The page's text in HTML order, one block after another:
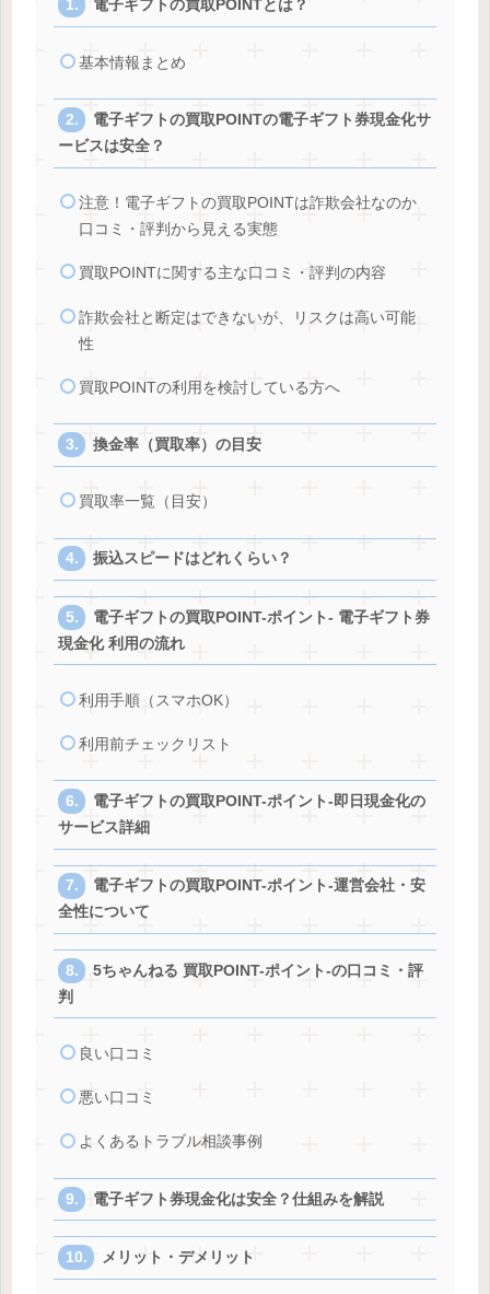
電子ギフトの買取POINTとは？
基本情報まとめ
電子ギフトの買取POINTの電子ギフト券現金化サ
ービスは安全？
注意！電子ギフトの買取POINTは詐欺会社なのか
口コミ・評判から見える実態
買取POINTに関する主な口コミ・評判の内容
詐欺会社と断定はできないが、リスクは高い可能
性
買取POINTの利用を検討している方へ
換金率（買取率）の目安
買取率一覧（目安）
振込スピードはどれくらい？
電子ギフトの買取POINT-ポイント- 電子ギフト券
現金化 利用の流れ
利用手順（スマホOK）
利用前チェックリスト
電子ギフトの買取POINT-ポイント-即日現金化の
サービス詳細
電子ギフトの買取POINT-ポイント-運営会社・安
全性について
5ちゃんねる 買取POINT-ポイント-の口コミ・評
判
良い口コミ
悪い口コミ
よくあるトラブル相談事例
電子ギフト券現金化は安全？仕組みを解説
メリット・デメリット